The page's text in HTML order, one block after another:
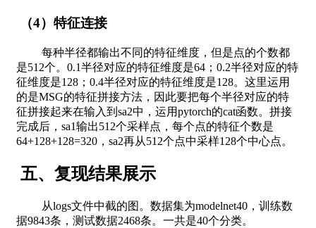
（4）特征连接
每种半径都输出不同的特征维度，但是点的个数都
是512个。0.1半径对应的特征维度是64；0.2半径对应的特
征维度是128；0.4半径对应的特征维度是128。这里运用
的是MSG的特征拼接方法，因此要把每个半径对应的特
征拼接起来在输入到sa2中，运用pytorch的cat函数。拼接
完成后，sa1输出512个采样点，每个点的特征个数是
64+128+128=320，sa2再从512个点中采样128个中心点。
五、复现结果展示
从logs文件中截的图。数据集为modelnet40，训练数
据9843条，测试数据2468条。一共是40个分类。